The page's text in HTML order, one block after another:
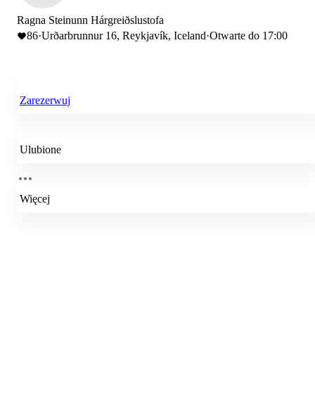
Ragna Steinunn Hárgreiðslustofa
86·Urðarbrunnur 16, Reykjavík, Iceland·Otwarte do 17:00
Zarezerwuj
Ulubione
Więcej